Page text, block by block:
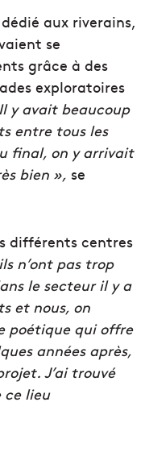
aux riverains,
se
grâce à des
exploratoires
y avait beaucoup
entre tous les
final, on y arrivait
bien », se
différents centres
n’ont pas trop
le secteur il y a
et nous, on
poétique qui offre
années après,
J’ai trouvé
ce lieu